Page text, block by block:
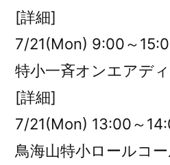
[詳細]
7/21(Mon) 9:00～
特小一斉オンエアディ
[詳細]
7/21(Mon) 13:00～
鳥海山特小ロールコ